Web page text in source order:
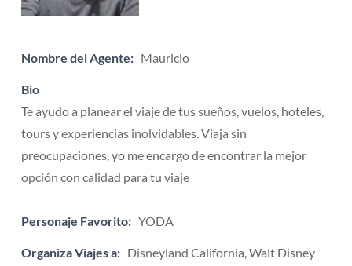
Nombre del Agente: Mauricio
Bio
Te ayudo a planear el viaje de tus sueños, vuelos, hoteles,
tours y experiencias inolvidables. Viaja sin
preocupaciones, yo me encargo de encontrar la mejor
opción con calidad para tu viaje
Personaje Favorito: YODA
Organiza Viajes a: Disneyland California, Walt Disney